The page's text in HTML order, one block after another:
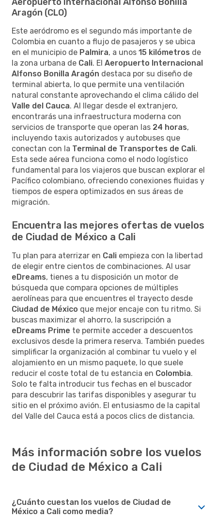
Aragón (CLO)
Este aeródromo es el segundo más importante de
Colombia en cuanto a flujo de pasajeros y se ubica
en el municipio de Palmira, a unos 15 kilómetros de
la zona urbana de Cali. El Aeropuerto Internacional
Alfonso Bonilla Aragón destaca por su diseño de
terminal abierta, lo que permite una ventilación
natural constante aprovechando el clima cálido del
Valle del Cauca. Al llegar desde el extranjero,
encontrarás una infraestructura moderna con
servicios de transporte que operan las 24 horas,
incluyendo taxis autorizados y autobuses que
conectan con la Terminal de Transportes de Cali.
Esta sede aérea funciona como el nodo logístico
fundamental para los viajeros que buscan explorar el
Pacífico colombiano, ofreciendo conexiones fluidas y
tiempos de espera optimizados en sus áreas de
migración.
Encuentra las mejores ofertas de vuelos
de Ciudad de México a Cali
Tu plan para aterrizar en Cali empieza con la libertad
de elegir entre cientos de combinaciones. Al usar
eDreams, tienes a tu disposición un motor de
búsqueda que compara opciones de múltiples
aerolíneas para que encuentres el trayecto desde
Ciudad de México que mejor encaje con tu ritmo. Si
buscas maximizar el ahorro, la suscripción a
eDreams Prime te permite acceder a descuentos
exclusivos desde la primera reserva. También puedes
simplificar la organización al combinar tu vuelo y el
alojamiento en un mismo paquete, lo que suele
reducir el coste total de tu estancia en Colombia.
Solo te falta introducir tus fechas en el buscador
para descubrir las tarifas disponibles y asegurar tu
sitio en el próximo avión. El entusiasmo de la capital
del Valle del Cauca está a pocos clics de distancia.
Más información sobre los vuelos
de Ciudad de México a Cali
¿Cuánto cuestan los vuelos de Ciudad de
México a Cali como media?